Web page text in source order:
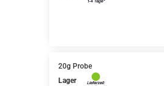
20g Probe
Lager